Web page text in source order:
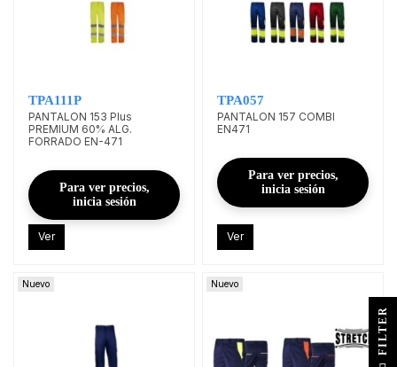
TPA111P
PANTALON 153 Plus
PREMIUM 60% ALG.
FORRADO EN-471
Para ver precios,
inicia sesión
Ver
TPA057
PANTALON 157 COMBI
EN471
Para ver precios,
inicia sesión
Ver
Nuevo Nuevo
R